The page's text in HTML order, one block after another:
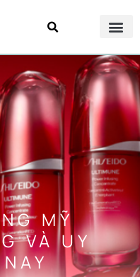
MỸ
VÀ UY